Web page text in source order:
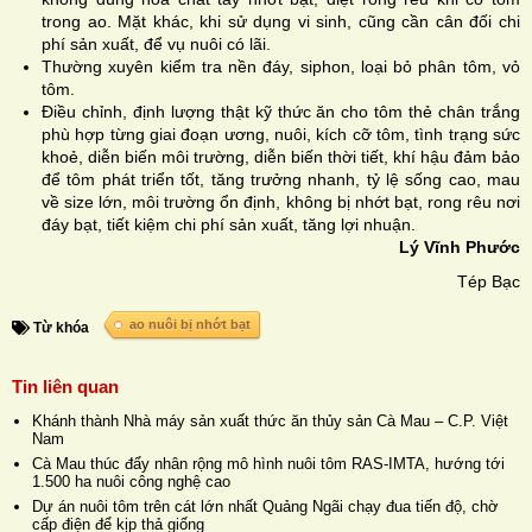
trong ao. Mặt khác, khi sử dụng vi sinh, cũng cần cân đối chi
phí sản xuất, để vụ nuôi có lãi.
Thường xuyên kiểm tra nền đáy, siphon, loại bỏ phân tôm, vỏ
tôm.
Điều chỉnh, định lượng thật kỹ thức ăn cho tôm thẻ chân trắng
phù hợp từng giai đoạn ương, nuôi, kích cỡ tôm, tình trạng sức
khoẻ, diễn biến môi trường, diễn biến thời tiết, khí hậu đảm bảo
để tôm phát triển tốt, tăng trưởng nhanh, tỷ lệ sống cao, mau
về size lớn, môi trường ổn định, không bị nhớt bạt, rong rêu nơi
đáy bạt, tiết kiệm chi phí sản xuất, tăng lợi nhuận.
Lý Vĩnh Phước
Tép Bạc
Từ khóa ao nuôi bị nhớt bạt
Tin liên quan
Khánh thành Nhà máy sản xuất thức ăn thủy sản Cà Mau – C.P. Việt
Nam
Cà Mau thúc đẩy nhân rộng mô hình nuôi tôm RAS-IMTA, hướng tới
1.500 ha nuôi công nghệ cao
Dự án nuôi tôm trên cát lớn nhất Quảng Ngãi chạy đua tiến độ, chờ
cấp điện để kịp thả giống